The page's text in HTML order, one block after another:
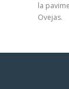
la
Ovejas.